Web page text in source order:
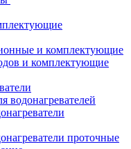
и комплектующие
и комплектующие
водонагревателей
проточные